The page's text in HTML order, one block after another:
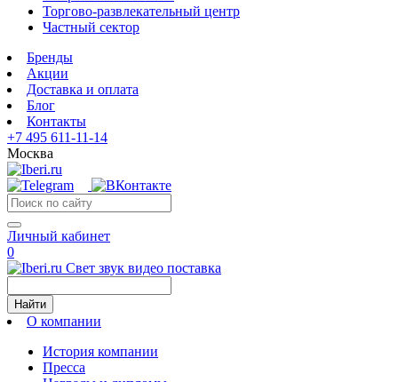
Торгово-развлекательный центр
Частный сектор
Бренды
Акции
Доставка и оплата
Блог
Контакты
+7 495 611-11-14
Москва
Личный кабинет
0
Свет звук видео поставка
Найти
О компании
История компании
Пресса